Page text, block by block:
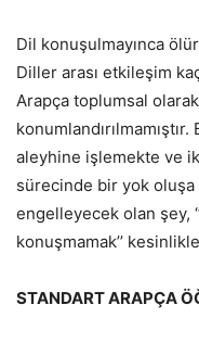
Dil konuşulmayınca
Diller arası etkileşim
Arapça toplumsal
aleyhine işlemekte ve
sürecinde bir yok
engelleyecek olan şey,
konuşmamak’’
STANDART ARAPÇA